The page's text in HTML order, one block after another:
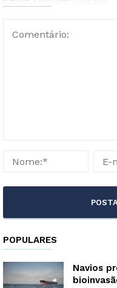
POPULARES
Navios